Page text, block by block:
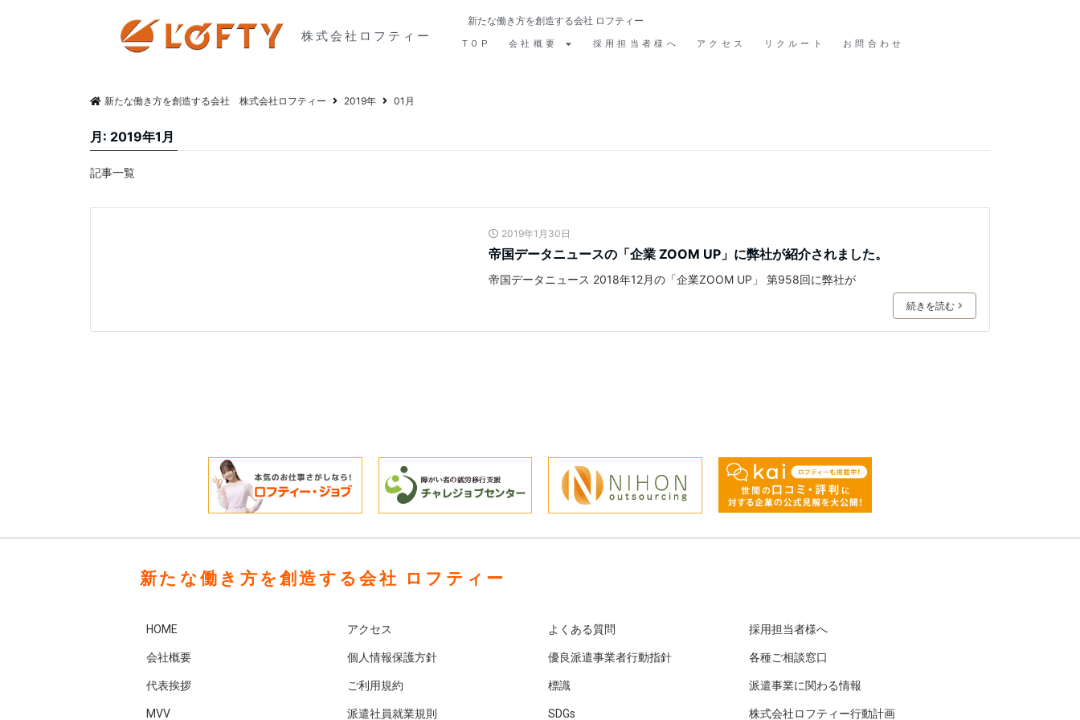
株式会社ロフティー
新たな働き方を創造する会社 ロフティー
TOP 会社概要 採用担当者様へ アクセス リクルート お問合わせ
新たな働き方を創造する会社 株式会社ロフティー 2019年 01月
月: 2019年1月
記事一覧
2019年1月30日
帝国データニュースの「企業 ZOOM UP」に弊社が紹介されました。
帝国データニュース 2018年12月の「企業ZOOM UP」 第958回に弊社が
続きを読む
新たな働き方を創造する会社 ロフティー
HOME
会社概要
代表挨拶
MVV
アクセス
個人情報保護方針
ご利用規約
派遣社員就業規則
よくある質問
優良派遣事業者行動指針
標識
SDGs
採用担当者様へ
各種ご相談窓口
派遣事業に関わる情報
株式会社ロフティー行動計画